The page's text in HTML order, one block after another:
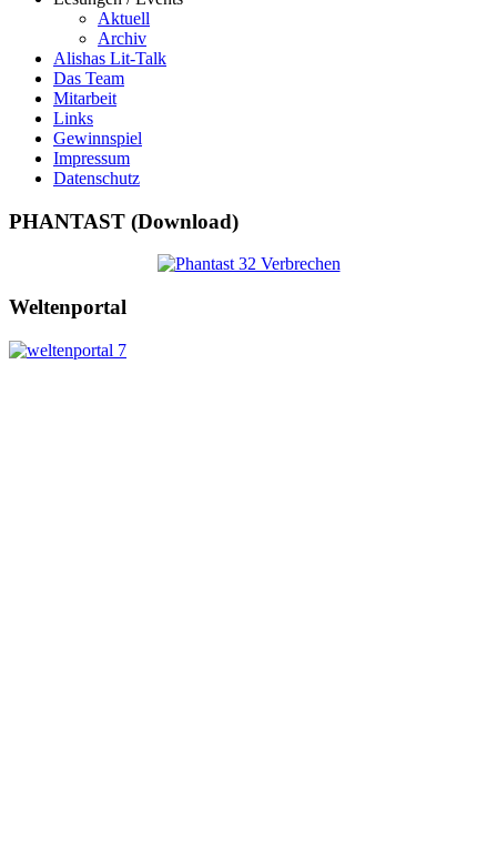
Aktuell
Archiv
Alishas Lit-Talk
Das Team
Mitarbeit
Links
Gewinnspiel
Impressum
Datenschutz
PHANTAST (Download)
Weltenportal